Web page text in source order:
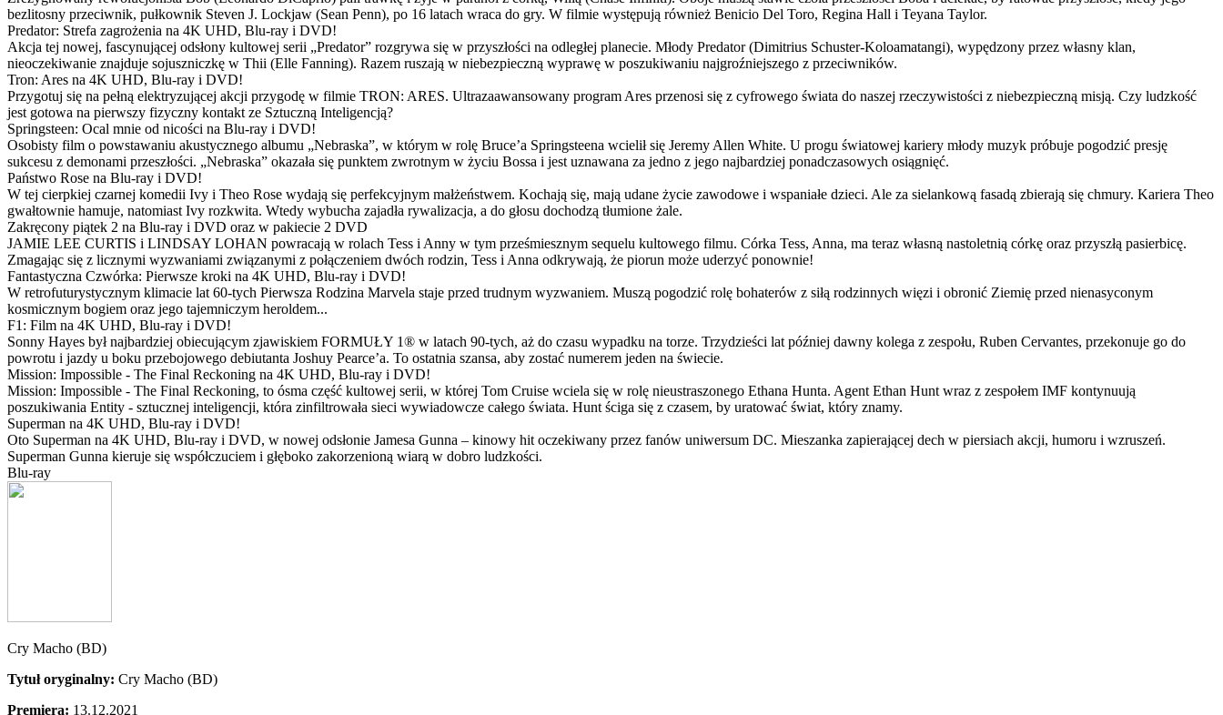
bezlitosny przeciwnik, pułkownik Steven J. Lockjaw (Sean Penn), po 16 latach wraca do gry. W filmie występują również Benicio Del Toro, Regina Hall i Teyana Taylor.
Predator: Strefa zagrożenia na 4K UHD, Blu-ray i DVD!
Akcja tej nowej, fascynującej odsłony kultowej serii „Predator” rozgrywa się w przyszłości na odległej planecie. Młody Predator (Dimitrius Schuster-Koloamatangi), wypędzony przez własny klan,
nieoczekiwanie znajduje sojuszniczkę w Thii (Elle Fanning). Razem ruszają w niebezpieczną wyprawę w poszukiwaniu najgroźniejszego z przeciwników.
Tron: Ares na 4K UHD, Blu-ray i DVD!
Przygotuj się na pełną elektryzującej akcji przygodę w filmie TRON: ARES. Ultrazaawansowany program Ares przenosi się z cyfrowego świata do naszej rzeczywistości z niebezpieczną misją. Czy ludzkość
jest gotowa na pierwszy fizyczny kontakt ze Sztuczną Inteligencją?
Springsteen: Ocal mnie od nicości na Blu-ray i DVD!
Osobisty film o powstawaniu akustycznego albumu „Nebraska”, w którym w rolę Bruce’a Springsteena wcielił się Jeremy Allen White. U progu światowej kariery młody muzyk próbuje pogodzić presję
sukcesu z demonami przeszłości. „Nebraska” okazała się punktem zwrotnym w życiu Bossa i jest uznawana za jedno z jego najbardziej ponadczasowych osiągnięć.
Państwo Rose na Blu-ray i DVD!
W tej cierpkiej czarnej komedii Ivy i Theo Rose wydają się perfekcyjnym małżeństwem. Kochają się, mają udane życie zawodowe i wspaniałe dzieci. Ale za sielankową fasadą zbierają się chmury. Kariera Theo
gwałtownie hamuje, natomiast Ivy rozkwita. Wtedy wybucha zajadła rywalizacja, a do głosu dochodzą tłumione żale.
Zakręcony piątek 2 na Blu-ray i DVD oraz w pakiecie 2 DVD
JAMIE LEE CURTIS i LINDSAY LOHAN powracają w rolach Tess i Anny w tym prześmiesznym sequelu kultowego filmu. Córka Tess, Anna, ma teraz własną nastoletnią córkę oraz przyszłą pasierbicę.
Zmagając się z licznymi wyzwaniami związanymi z połączeniem dwóch rodzin, Tess i Anna odkrywają, że piorun może uderzyć ponownie!
Fantastyczna Czwórka: Pierwsze kroki na 4K UHD, Blu-ray i DVD!
W retrofuturystycznym klimacie lat 60-tych Pierwsza Rodzina Marvela staje przed trudnym wyzwaniem. Muszą pogodzić rolę bohaterów z siłą rodzinnych więzi i obronić Ziemię przed nienasyconym
kosmicznym bogiem oraz jego tajemniczym heroldem...
F1: Film na 4K UHD, Blu-ray i DVD!
Sonny Hayes był najbardziej obiecującym zjawiskiem FORMUŁY 1® w latach 90-tych, aż do czasu wypadku na torze. Trzydzieści lat później dawny kolega z zespołu, Ruben Cervantes, przekonuje go do
powrotu i jazdy u boku przebojowego debiutanta Joshuy Pearce’a. To ostatnia szansa, aby zostać numerem jeden na świecie.
Mission: Impossible - The Final Reckoning na 4K UHD, Blu-ray i DVD!
Mission: Impossible - The Final Reckoning, to ósma część kultowej serii, w której Tom Cruise wciela się w rolę nieustraszonego Ethana Hunta. Agent Ethan Hunt wraz z zespołem IMF kontynuują
poszukiwania Entity - sztucznej inteligencji, która zinfiltrowała sieci wywiadowcze całego świata. Hunt ściga się z czasem, by uratować świat, który znamy.
Superman na 4K UHD, Blu-ray i DVD!
Oto Superman na 4K UHD, Blu-ray i DVD, w nowej odsłonie Jamesa Gunna – kinowy hit oczekiwany przez fanów uniwersum DC. Mieszanka zapierającej dech w piersiach akcji, humoru i wzruszeń.
Superman Gunna kieruje się współczuciem i głęboko zakorzenioną wiarą w dobro ludzkości.
Blu-ray
Cry Macho (BD)
Tytuł oryginalny: Cry Macho (BD)
Premiera: 13.12.2021